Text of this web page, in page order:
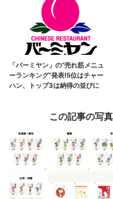
この記事の写